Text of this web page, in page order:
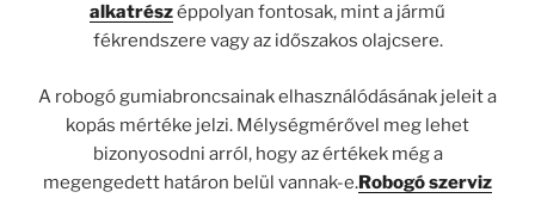
alkatrészéppolyan fontosak, mint a jármű
fékrendszere vagy az időszakos olajcsere.
A robogó gumiabroncsainak elhasználódásának jeleit a
kopás mértéke jelzi. Mélységmérővel meg lehet
bizonyosodni arról, hogy az értékek még a
megengedett határon belül vannak-e.Robogó szerviz